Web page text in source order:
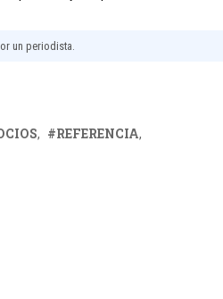
un periodista.
REFERENCIA